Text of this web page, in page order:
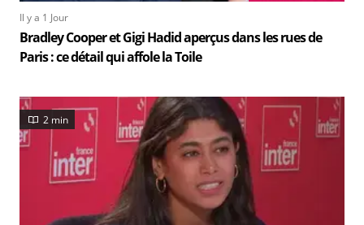
Il y a 1 Jour
Bradley Cooper et Gigi Hadid aperçus dans les rues de
Paris : ce détail qui affole la Toile
2 min